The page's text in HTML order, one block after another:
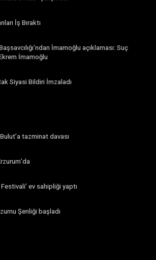
İş Bıraktı
İmamoğlu açıklaması: Suç
İmamoğlu
Siyasi Bildiri İmzaladı
tazminat davası
ev sahipliği yaptı
Şenliği başladı